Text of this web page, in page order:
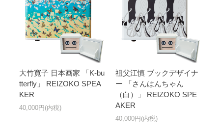
大竹寛子 日本画家 「K-bu
tterfly」 REIZOKO SPEA
KER
40,000円(内税)
祖父江慎 ブックデザイナ
ー 「さんはんちゃん
（白）」 REIZOKO SPE
AKER
40,000円(内税)